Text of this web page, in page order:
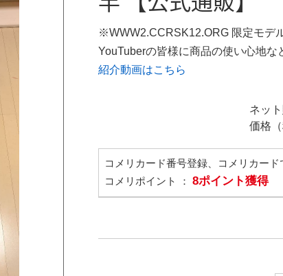
※WWW2.CCRSK12.ORG 限定モデ
YouTuberの皆様に商品の使い心地な
紹介動画はこちら
ネッ
価格（
コメリカード番号登録、コメリカー
コメリポイント ： 8ポイント獲得